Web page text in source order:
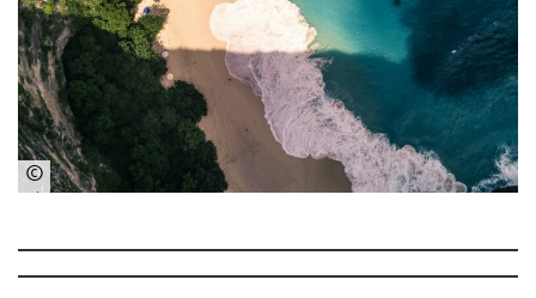
©
Ph
by
Se